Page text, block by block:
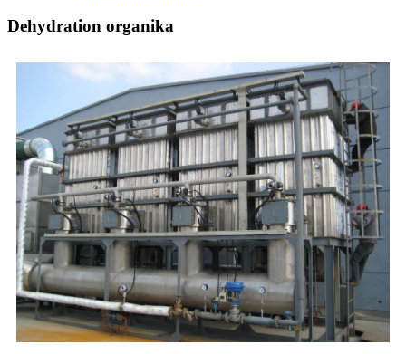
Dehydration organika